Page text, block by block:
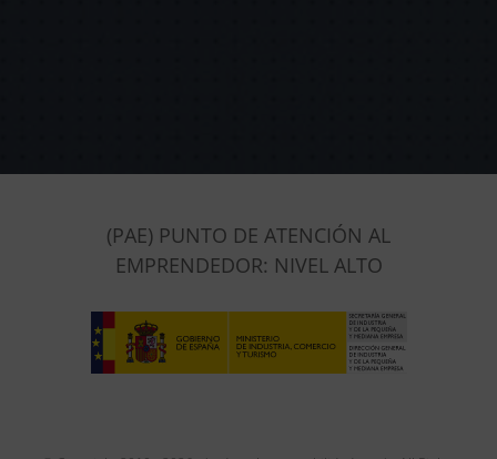
(PAE) PUNTO DE ATENCIÓN AL
EMPRENDEDOR: NIVEL ALTO